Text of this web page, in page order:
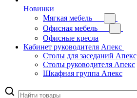
Новинки
Мягкая мебель
Офисная мебель
Офисные кресла
Кабинет руководителя Апекс
Столы для заседаний Апекс
Столы руководителя Апекс
Шкафная группа Апекс